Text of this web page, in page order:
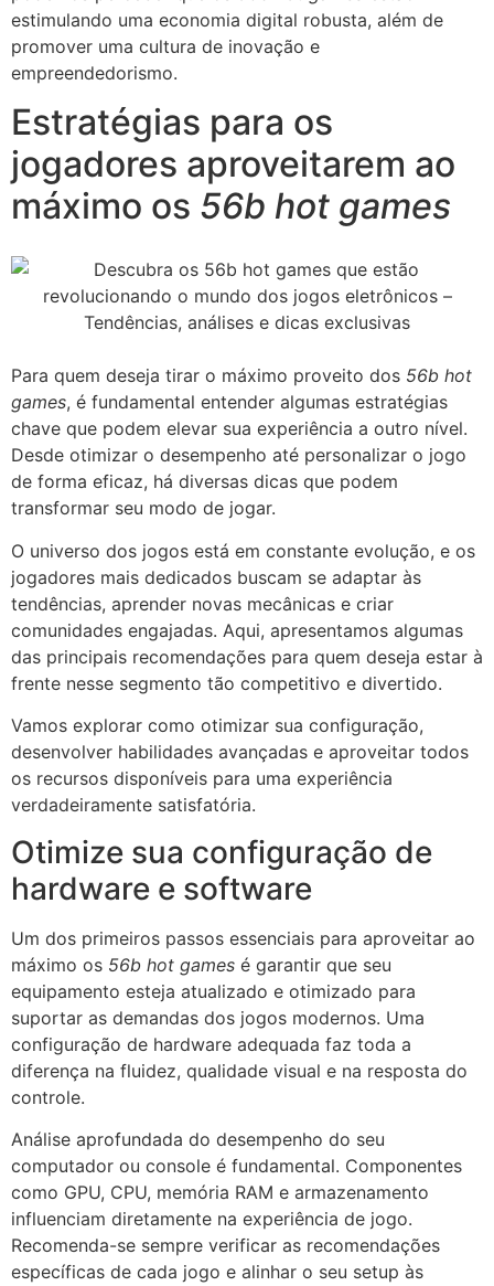
estimulando uma economia digital robusta, além de
promover uma cultura de inovação e
empreendedorismo.
Estratégias para os
jogadores aproveitarem ao
máximo os 56b hot games
Para quem deseja tirar o máximo proveito dos 56b hot
games, é fundamental entender algumas estratégias
chave que podem elevar sua experiência a outro nível.
Desde otimizar o desempenho até personalizar o jogo
de forma eficaz, há diversas dicas que podem
transformar seu modo de jogar.
O universo dos jogos está em constante evolução, e os
jogadores mais dedicados buscam se adaptar às
tendências, aprender novas mecânicas e criar
comunidades engajadas. Aqui, apresentamos algumas
das principais recomendações para quem deseja estar à
frente nesse segmento tão competitivo e divertido.
Vamos explorar como otimizar sua configuração,
desenvolver habilidades avançadas e aproveitar todos
os recursos disponíveis para uma experiência
verdadeiramente satisfatória.
Otimize sua configuração de
hardware e software
Um dos primeiros passos essenciais para aproveitar ao
máximo os 56b hot games é garantir que seu
equipamento esteja atualizado e otimizado para
suportar as demandas dos jogos modernos. Uma
configuração de hardware adequada faz toda a
diferença na fluidez, qualidade visual e na resposta do
controle.
Análise aprofundada do desempenho do seu
computador ou console é fundamental. Componentes
como GPU, CPU, memória RAM e armazenamento
influenciam diretamente na experiência de jogo.
Recomenda-se sempre verificar as recomendações
específicas de cada jogo e alinhar o seu setup às